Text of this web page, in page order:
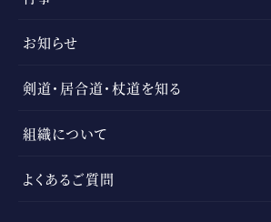
お知らせ
剣道・居合道・杖道を知る
組織について
よくあるご質問